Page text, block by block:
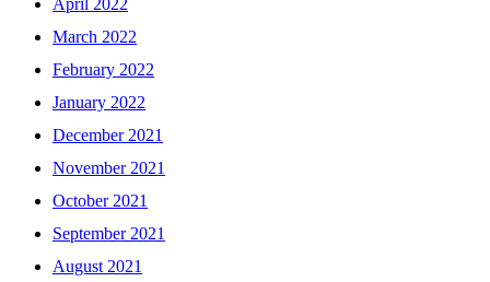
April 2022
March 2022
February 2022
January 2022
December 2021
November 2021
October 2021
September 2021
August 2021